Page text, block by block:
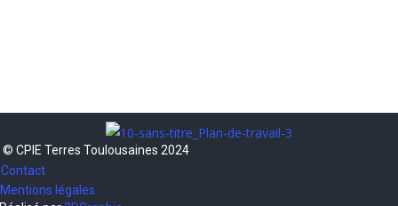
© CPIE Terres Toulousaines 2024
Contact
Mentions légales